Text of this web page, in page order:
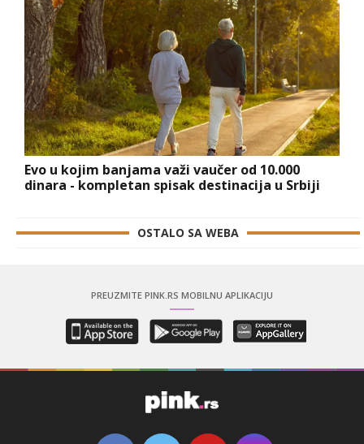
Evo u kojim banjama važi vaučer od 10.000
dinara - kompletan spisak destinacija u Srbiji
OSTALO SA WEBA
PREUZMITE PINK.RS MOBILNU APLIKACIJU